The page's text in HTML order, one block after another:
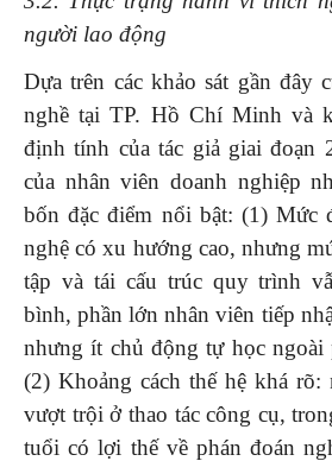
người lao động
Dựa trên các khảo sát gần đây
nghề tại TP. Hồ Chí Minh và
định tính của tác giả giai đoạn
của nhân viên doanh nghiệp
bốn đặc điểm nổi bật: (1) Mức
nghệ có xu hướng cao, nhưng
tập và tái cấu trúc quy trình
bình, phần lớn nhân viên tiếp
nhưng ít chủ động tự học
(2) Khoảng cách thế hệ khá
vượt trội ở thao tác công cụ,
tuổi có lợi thế về phán đoán